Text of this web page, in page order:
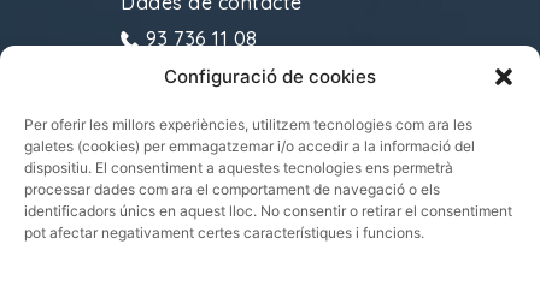
Configuració de cookies
Per oferir les millors experiències, utilitzem tecnologies com ara les
galetes (cookies) per emmagatzemar i/o accedir a la informació del
dispositiu. El consentiment a aquestes tecnologies ens permetrà
processar dades com ara el comportament de navegació o els
identificadors únics en aquest lloc. No consentir o retirar el consentiment
pot afectar negativament certes característiques i funcions.
93 736 11 08
gremitransports@cecot.org
C/ Sant Pau, 6. 08221
Terrassa